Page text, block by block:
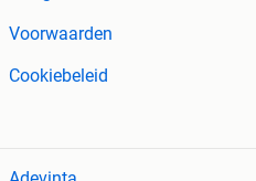
Voorwaarden
Cookiebeleid